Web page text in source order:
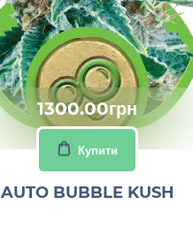
1300.00грн
Купити
AUTO BUBBLE KUSH